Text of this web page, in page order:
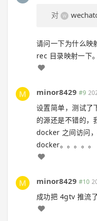
对
请问一下为什么映
rec 目录映射一下。
minor8429 #9
设置简单，测试了
的源还是不错的，
docker 之间访问
docker。。。。。
minor8429 #10
成功把 4gtv 推流